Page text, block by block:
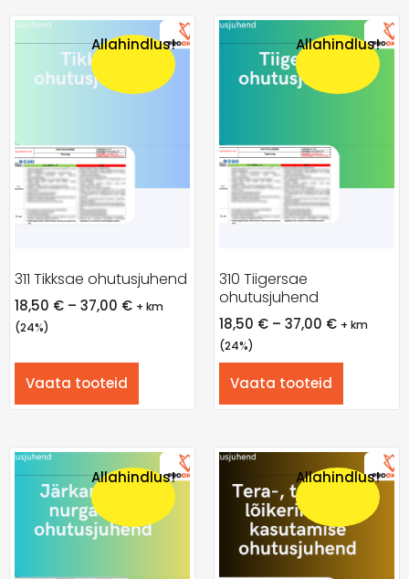
Allahindlus!
311 Tikksae ohutusjuhend
18,50 € – 37,00 € + km
(24%)
Vaata tooteid
Allahindlus!
310 Tiigersae
ohutusjuhend
18,50 € – 37,00 € + km
(24%)
Vaata tooteid
Allahindlus! Allahindlus!